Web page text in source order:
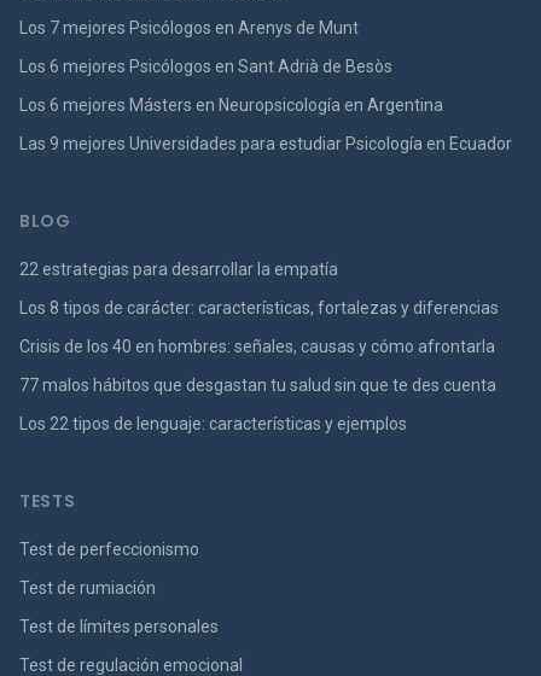
Los 7 mejores Psicólogos en Arenys de Munt
Los 6 mejores Psicólogos en Sant Adrià de Besòs
Los 6 mejores Másters en Neuropsicología en Argentina
Las 9 mejores Universidades para estudiar Psicología en Ecuador
BLOG
22 estrategias para desarrollar la empatía
Los 8 tipos de carácter: características, fortalezas y diferencias
Crisis de los 40 en hombres: señales, causas y cómo afrontarla
77 malos hábitos que desgastan tu salud sin que te des cuenta
Los 22 tipos de lenguaje: características y ejemplos
TESTS
Test de perfeccionismo
Test de rumiación
Test de límites personales
Test de regulación emocional